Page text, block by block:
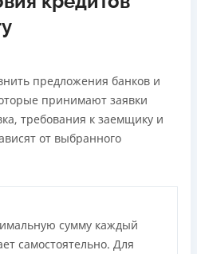
предложения банков и
принимают заявки
требования к заемщику и
от выбранного
сумму каждый
самостоятельно. Для